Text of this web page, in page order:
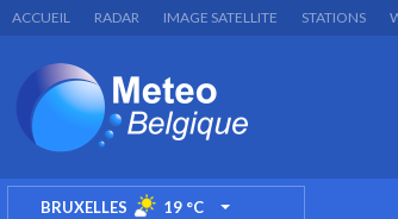
ACCUEIL RADAR IMAGE SATELLITE STATIONS
BRUXELLES 19°C TOGGLE DROPDOWN